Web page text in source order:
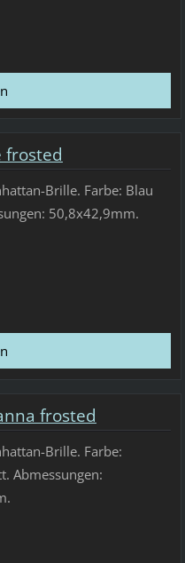
frosted
Brille. Farbe: Blau
50,8x42,9mm.
frosted
Brille. Farbe:
Abmessungen: